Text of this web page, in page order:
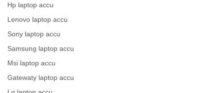
Hp laptop accu
Lenovo laptop accu
Sony laptop accu
Samsung laptop accu
Msi laptop accu
Gatewaty laptop accu